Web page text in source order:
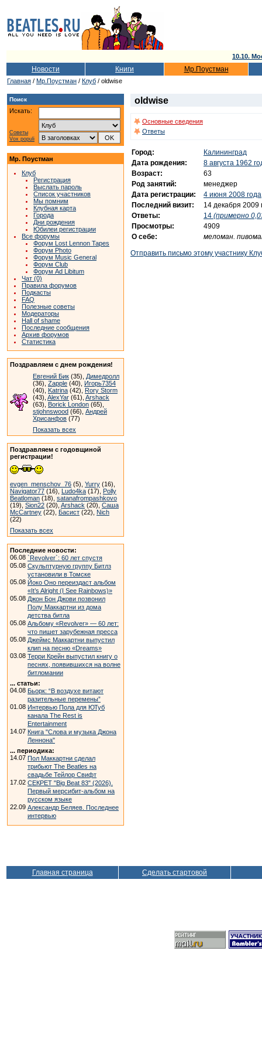
10.10.
Новости Книги Мр.Поустман
Главная / Мр.Поустман / Клуб / oldwise
Поиск
Искать:
Советы
Vox populi
Мр. Поустман
Клуб
Регистрация
Выслать пароль
Список участников
Мы помним
Клубная карта
Города
Дни рождения
Юбилеи регистрации
Все форумы
Форум Lost Lennon Tapes
Форум Photo
Форум Music General
Форум Club
Форум Ad Libitum
Чат (0)
Правила форумов
Подкасты
FAQ
Полезные советы
Модераторы
Hall of shame
Последние сообщения
Архив форумов
Статистика
Поздравляем с днем рождения!
Евгений Бик (35), Димедролл
(36), Zapple (40), Игорь7354
(40), Katrina (42), Rory Storm
(43), AlexYar (61), Arshack
(63), Borick London (65),
stjohnswood (66), Андрей
Хрисанфов (77)
Показать всех
Поздравляем с годовщиной
регистрации!
evgen_menschov_76 (5), Yurry (16),
Navigator77 (16), Ludo4ka (17), Polly
Beatloman (18), satanafrompashkovo
(19), Sion22 (20), Arshack (20), Саша
McCartney (22), Басист (22), Nich
(22)
Показать всех
Последние новости:
06.08 `Revolver`: 60 лет спустя
05.08 Скульптурную группу Битлз
установили в Томске
05.08 Йоко Оно переиздаст альбом
«It’s Alright (I See Rainbows)»
05.08 Джон Бон Джови позвонил
Полу Маккартни из дома
детства битла
05.08 Альбому «Revolver» — 60 лет:
что пишет зарубежная пресса
05.08 Джеймс Маккартни выпустил
клип на песню «Dreams»
03.08 Терри Крейн выпустил книгу о
песнях, появившихся на волне
битломании
... статьи:
04.08 Бьорк: “В воздухе витают
разительные перемены”
01.08 Интервью Пола для ЮТуб
канала The Rest is
Entertainment
14.07 Книга "Слова и музыка Джона
Леннона"
... периодика:
14.07 Пол Маккартни сделал
трибьют The Beatles на
свадьбе Тейлор Свифт
17.02 СЕКРЕТ "Big Beat 83" (2026).
Первый мерсибит-альбом на
русском языке
22.09 Александр Беляев. Последнее
интервью
oldwise
Основные сведения
Ответы
Город:
Калининград
Дата рождения:
8 августа 1962
Возраст:
63
Род занятий:
менеджер
Дата регистрации:
4 июня 2008 года
Последний визит:
14 декабря 2009
Ответы:
14 (примерно
Просмотры:
4909
О себе:
меломан.
Отправить письмо этому участнику
Главная страница Сделать стартовой